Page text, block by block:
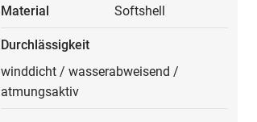
Material Softshell
Durchlässigkeit
winddicht / wasserabweisend /
atmungsaktiv